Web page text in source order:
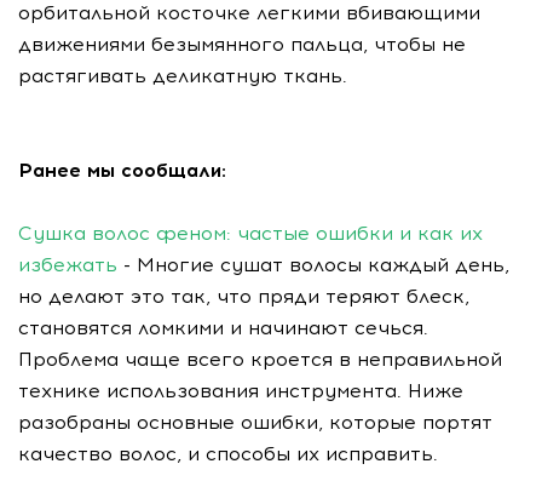
орбитальной косточке легкими вбивающими
движениями безымянного пальца, чтобы не
растягивать деликатную ткань.
Ранее мы сообщали:
Сушка волос феном: частые ошибки и как их
избежать - Многие сушат волосы каждый день,
но делают это так, что пряди теряют блеск,
становятся ломкими и начинают сечься.
Проблема чаще всего кроется в неправильной
технике использования инструмента. Ниже
разобраны основные ошибки, которые портят
качество волос, и способы их исправить.